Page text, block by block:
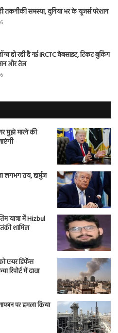
समस्या, दुनिया भर के यूजर्स परेशान
हो रही है नई IRCTC वेबसाइट, टिकट बुकिंग
और तेज
मुझे मारने की
लगभग तय, हार्मुज
यात्रा में Hizbul
शामिल
एयर डिफेंस
में दावा
पर हमला किया